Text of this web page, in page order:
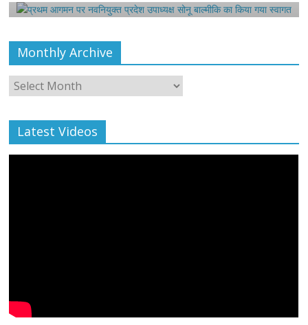
Monthly Archive
Monthly
Archive
Latest Videos